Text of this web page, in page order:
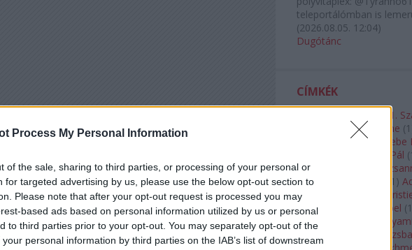
Process My Personal Information
of the sale, sharing to third parties, or processing of your personal or
for targeted advertising by us, please use the below opt-out section to
Please note that after your opt-out request is processed you may
based ads based on personal information utilized by us or personal
to third parties prior to your opt-out. You may separately opt-out of the
personal information by third parties on the IAB’s list of downstream
teleportálómban is
(2026.08.05. 12:04)
Dugótánc
CÍMKÉK
21.
A. A. Milne (1
Aaron Rosand
(1
Ábrahám Pál (
Cecilia
Ádám
Adriana Lecouvreur
1 )
Endre
Agatha
Baltsa
Agnes Giebel (1
Szadavi
Ahol a
Ahol a nap felkel